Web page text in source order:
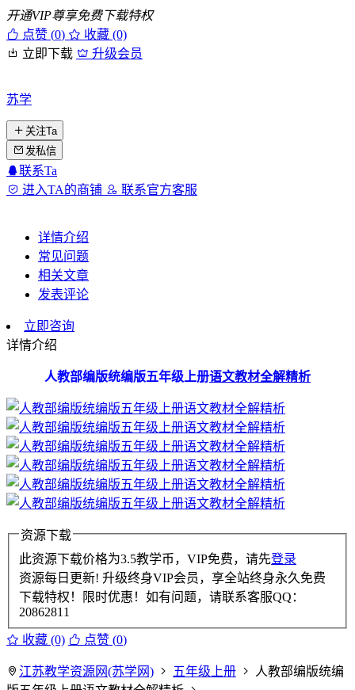
开通VIP尊享免费下载特权
点赞 (0)
收藏 (0)
立即下载
升级会员
苏学
关注Ta
发私信
联系Ta
进入TA的商铺
联系官方客服
详情介绍
常见问题
相关文章
发表评论
立即咨询
详情介绍
人教部编版统编版五年级上册语文教材全解精析
资源下载
此资源下载价格为3.5教学币，VIP免费，请先登录
资源每日更新! 升级终身VIP会员，享全站终身永久免费
下载特权！限时优惠！如有问题，请联系客服QQ：
20862811
收藏 (0) 点赞 (0)
江苏教学资源网(苏学网) 五年级上册
人教部编版统编